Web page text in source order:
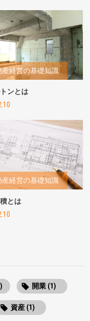
産経営の基礎知識
ンとは
産経営の基礎知識
とは
開業 (1)
資産 (1)